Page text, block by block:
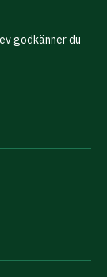
godkänner du